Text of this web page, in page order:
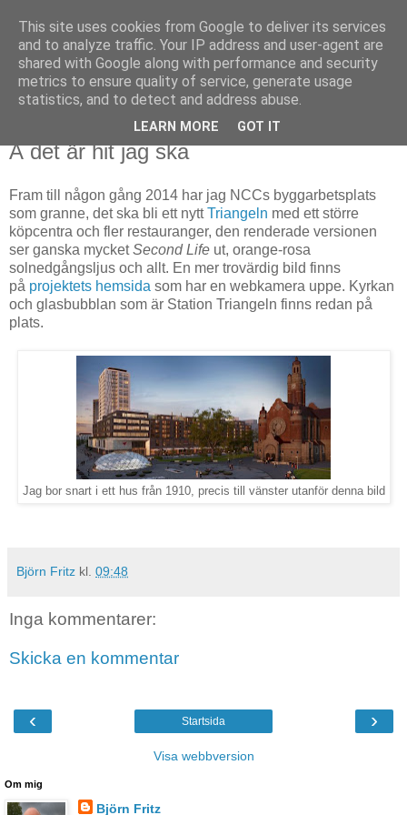
Björn Fritz
vad än som faller mig in
torsdag, november 01, 2012
Å det är hit jag ska
Fram till någon gång 2014 har jag NCCs byggarbetsplats
som granne, det ska bli ett nyttTriangeln med ett större
köpcentra och fler restauranger, den renderade versionen
ser ganska mycketSecond Life ut, orange-rosa
solnedgångsljus och allt. En mer trovärdig bild finns
på projektets hemsida som har en webkamera uppe. Kyrkan
och glasbubblan som är Station Triangeln finns redan på
plats.
Jag bor snart i ett hus från 1910, precis till vänster utanför denna bild
Björn Fritz kl. 09:48
Inga kommentarer:
Skicka en kommentar
‹ ›
Startsida
Visa webbversion
Om mig
Björn Fritz
This site uses cookies from Google to deliver its services
and to analyze traffic. Your IP address and user-agent are
shared with Google along with performance and security
metrics to ensure quality of service, generate usage
statistics, and to detect and address abuse.
LEARN MORE GOT IT